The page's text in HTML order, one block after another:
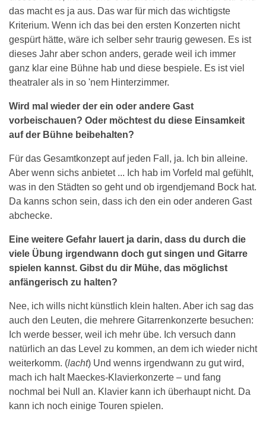
das macht es ja aus. Das war für mich das wichtigste
Kriterium. Wenn ich das bei den ersten Konzerten nicht
gespürt hätte, wäre ich selber sehr traurig gewesen. Es ist
dieses Jahr aber schon anders, gerade weil ich immer
ganz klar eine Bühne hab und diese bespiele. Es ist viel
theatraler als in so 'nem Hinterzimmer.
Wird mal wieder der ein oder andere Gast
vorbeischauen? Oder möchtest du diese Einsamkeit
auf der Bühne beibehalten?
Für das Gesamtkonzept auf jeden Fall, ja. Ich bin alleine.
Aber wenn sichs anbietet ... Ich hab im Vorfeld mal gefühlt,
was in den Städten so geht und ob irgendjemand Bock hat.
Da kanns schon sein, dass ich den ein oder anderen Gast
abchecke.
Eine weitere Gefahr lauert ja darin, dass du durch die
viele Übung irgendwann doch gut singen und Gitarre
spielen kannst. Gibst du dir Mühe, das möglichst
anfängerisch zu halten?
Nee, ich wills nicht künstlich klein halten. Aber ich sag das
auch den Leuten, die mehrere Gitarrenkonzerte besuchen:
Ich werde besser, weil ich mehr übe. Ich versuch dann
natürlich an das Level zu kommen, an dem ich wieder nicht
weiterkomm. (lacht) Und wenns irgendwann zu gut wird,
mach ich halt Maeckes-Klavierkonzerte – und fang
nochmal bei Null an. Klavier kann ich überhaupt nicht. Da
kann ich noch einige Touren spielen.